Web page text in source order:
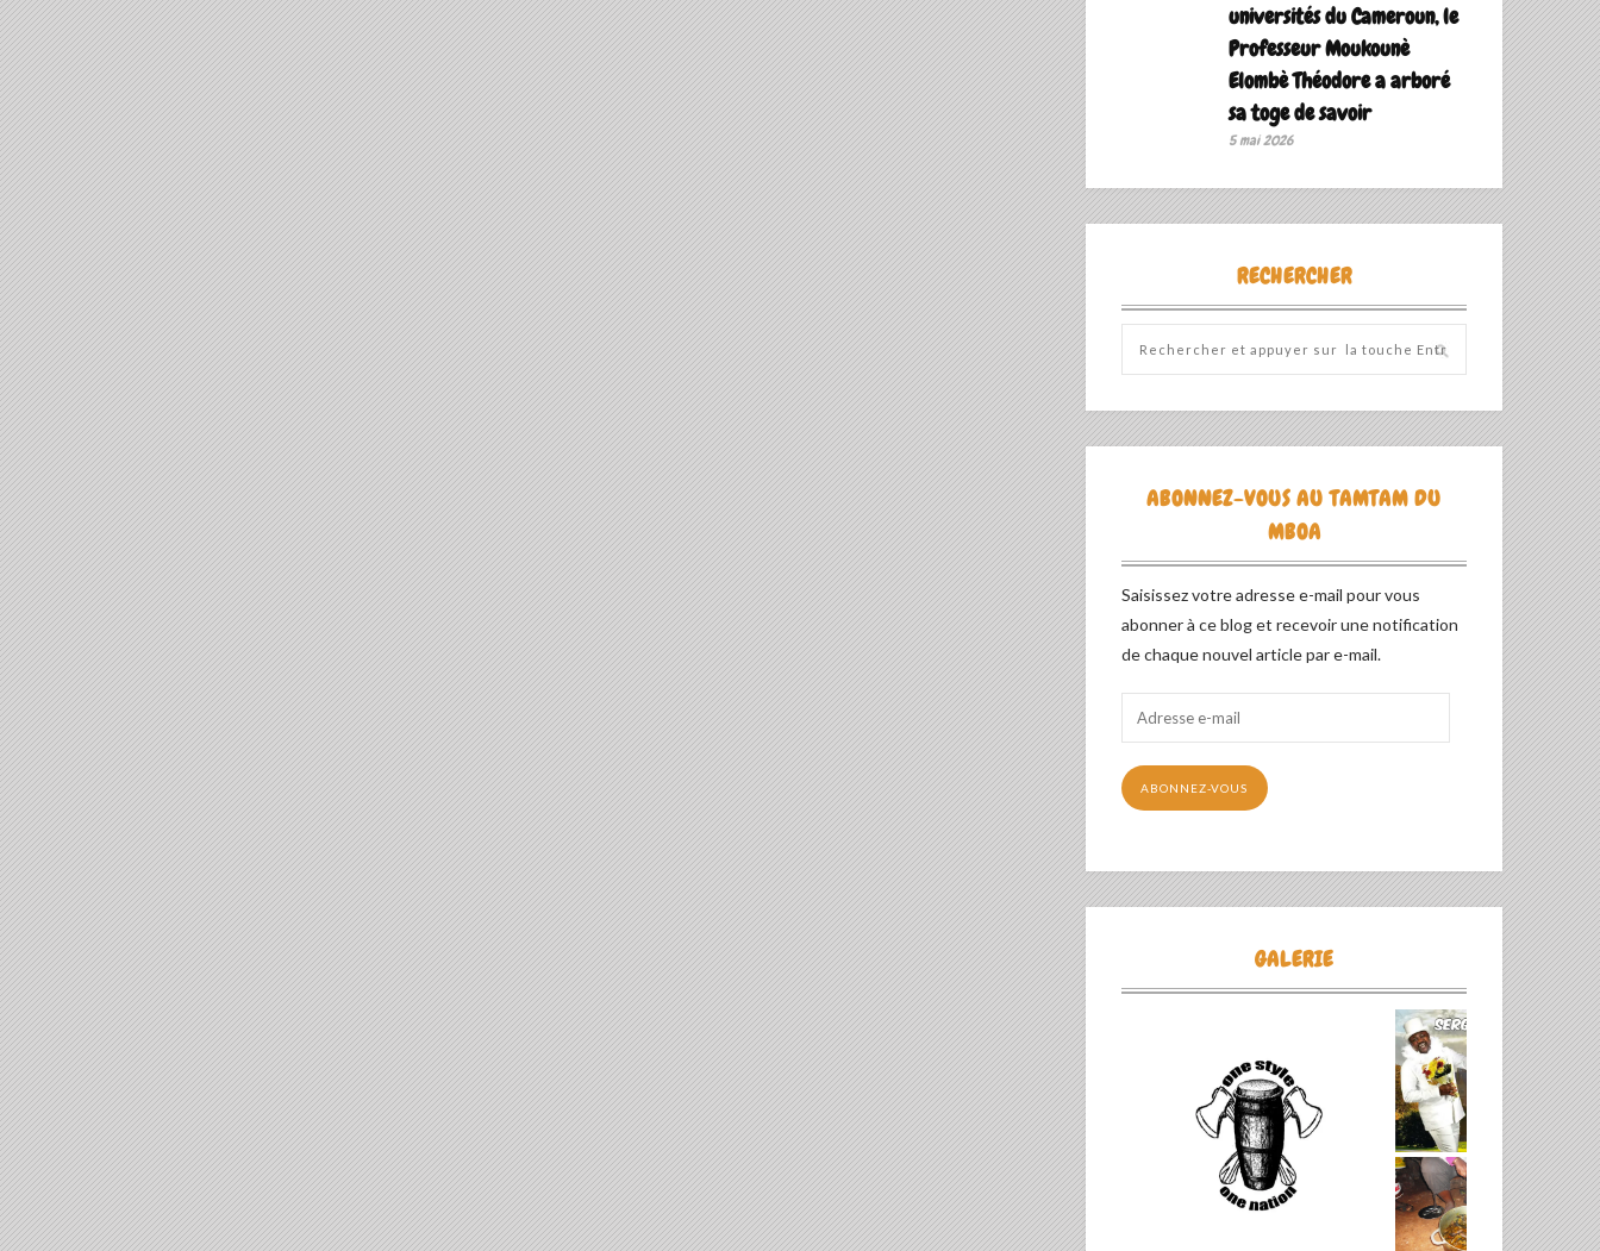
universités du Cameroun, le
Professeur Moukounè
Elombè Théodore a arboré
sa toge de savoir ‎
5 mai 2026
RECHERCHER
ABONNEZ-VOUS AU TAMTAM DU
MBOA
Saisissez votre adresse e-mail pour vous
abonner à ce blog et recevoir une notification
de chaque nouvel article par e-mail.
mail
ABONNEZ-VOUS
GALERIE